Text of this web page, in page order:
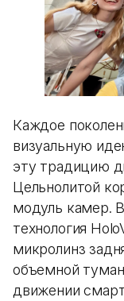
Каждое
визуальную
эту традицию
Цельнолитой
модуль камер.
технология
микролинз
объемной
движении